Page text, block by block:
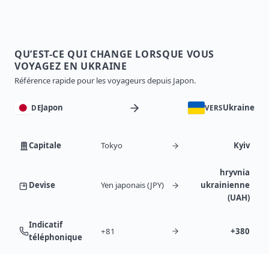
QU’EST-CE QUI CHANGE LORSQUE VOUS
VOYAGEZ EN UKRAINE
Référence rapide pour les voyageurs depuis Japon.
DEJapon VERSUkraine
Capitale Tokyo Kyiv
Devise Yen japonais (JPY)
hryvnia
ukrainienne
(UAH)
Indicatif
téléphonique
+81 +380